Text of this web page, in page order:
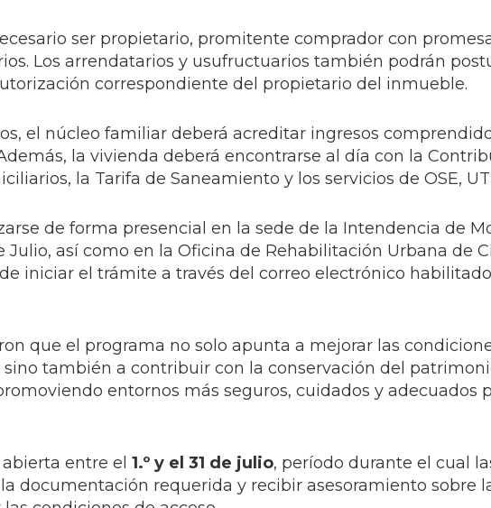
ser propietario, promitente comprador con
Los arrendatarios y usufructuarios también podrán
correspondiente del propietario del inmueble.
el núcleo familiar deberá acreditar ingresos
la vivienda deberá encontrarse al día con la
la Tarifa de Saneamiento y los servicios de OSE,
de forma presencial en la sede de la Intendencia de
Julio, así como en la Oficina de Rehabilitación Urbana de
iniciar el trámite a través del correo electrónico
que el programa no solo apunta a mejorar las
también a contribuir con la conservación del
entornos más seguros, cuidados y adecuados
entre el 1.º y el 31 de julio, período durante el cual
documentación requerida y recibir asesoramiento sobre